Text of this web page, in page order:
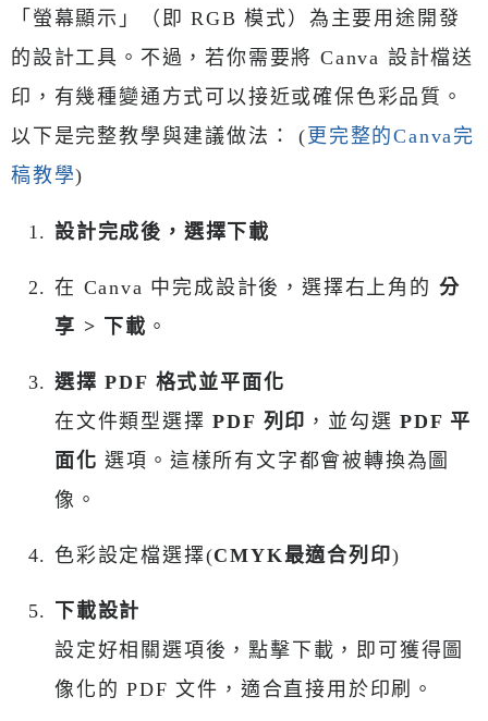
「螢幕顯示」（即 RGB 模式）為主要用途開發
的設計工具。不過，若你需要將 Canva 設計檔送
印，有幾種變通方式可以接近或確保色彩品質。
以下是完整教學與建議做法： (更完整的Canva完
稿教學)
設計完成後，選擇下載
在 Canva 中完成設計後，選擇右上角的 分
享 > 下載 。
選擇 PDF 格式並平面化
在文件類型選擇PDF 列印 ，並勾選 PDF 平
面化 選項。這樣所有文字都會被轉換為圖
像。
色彩設定檔選擇(CMYK最適合列印)
下載設計
設定好相關選項後，點擊下載，即可獲得圖
像化的 PDF 文件，適合直接用於印刷。